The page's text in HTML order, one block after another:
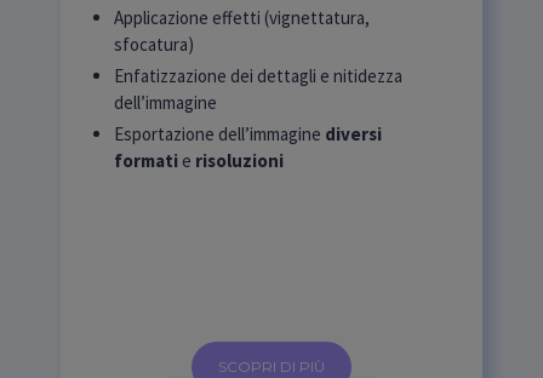
Applicazione effetti (vignettatura,
sfocatura)
Enfatizzazione dei dettagli e nitidezza
dell’immagine
Esportazione dell’immagine diversi
formatie risoluzioni
SCOPRI DI PIÙ